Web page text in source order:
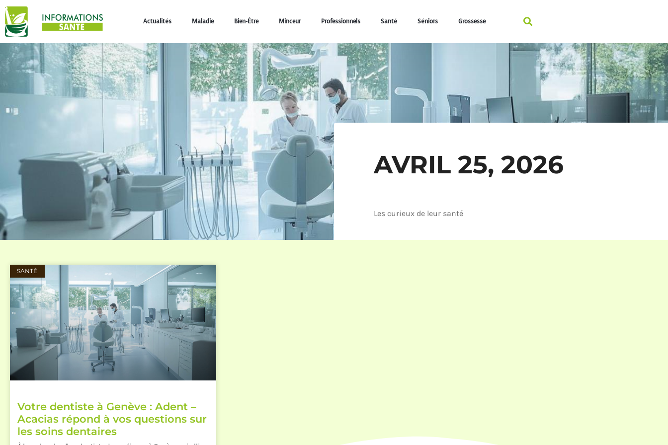
Actualités Maladie Bien-Être Minceur Professionnels Santé Séniors Grossesse
AVRIL 25, 2026
Les curieux de leur santé
SANTÉ
Votre dentiste à Genève : Adent –
Acacias répond à vos questions sur
les soins dentaires